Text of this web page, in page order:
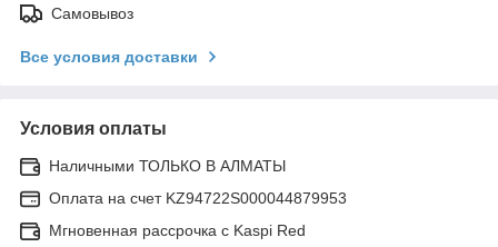
Самовывоз
Все условия доставки
Условия оплаты
Наличными ТОЛЬКО В АЛМАТЫ
Оплата на счет KZ94722S000044879953
Мгновенная рассрочка с Kaspi Red